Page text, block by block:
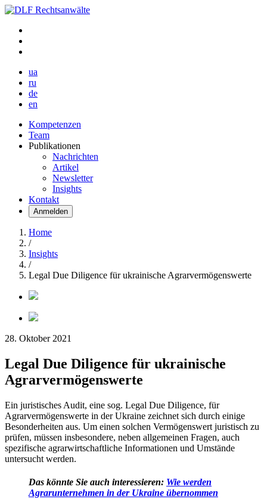
ua
ru
de
en
Kompetenzen
Team
Publikationen
Nachrichten
Artikel
Newsletter
Insights
Kontakt
Anmelden
Home
/
Insights
/
Legal Due Diligence für ukrainische Agrarvermögenswerte
28. Oktober 2021
Legal Due Diligence für ukrainische
Agrarvermögenswerte
Ein juristisches Audit, eine sog. Legal Due Diligence, für
Agrarvermögenswerte in der Ukraine zeichnet sich durch einige
Besonderheiten aus. Um einen solchen Vermögenswert juristisch zu
prüfen, müssen insbesondere, neben allgemeinen Fragen, auch
spezifische agrarwirtschaftliche Informationen und Umstände
untersucht werden.
Das könnte Sie auch interessieren: Wie werden
Agrarunternehmen in der Ukraine übernommen